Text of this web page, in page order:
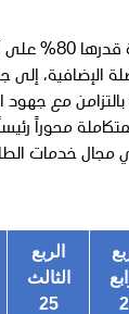
بلغت
الإضافية،
بالتزامن مع
محوراً
مجال خدمات
الربع
الثالث
25